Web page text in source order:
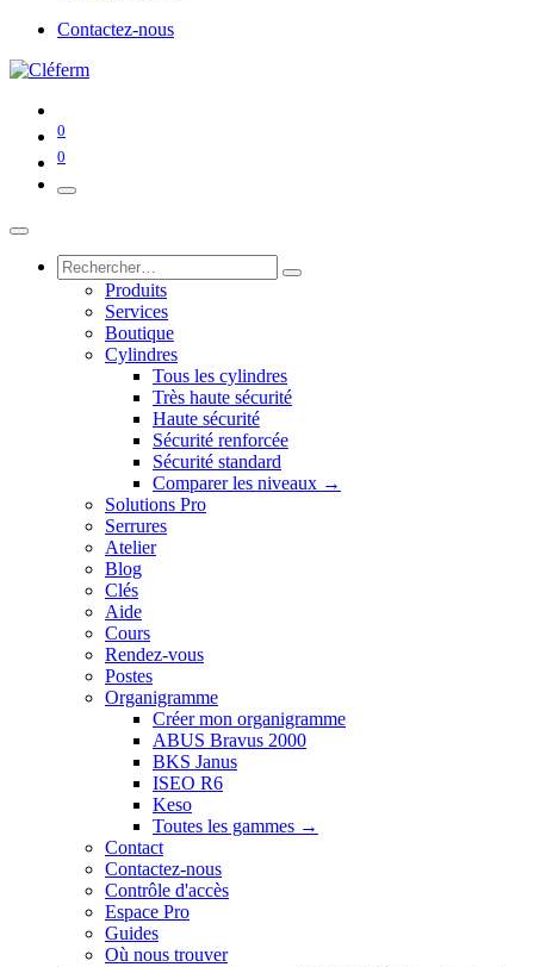
Contactez-nous
0
0
Produits
Services
Boutique
Cylindres
Tous les cylindres
Très haute sécurité
Haute sécurité
Sécurité renforcée
Sécurité standard
Comparer les niveaux →
Solutions Pro
Serrures
Atelier
Blog
Clés
Aide
Cours
Rendez-vous
Postes
Organigramme
Créer mon organigramme
ABUS Bravus 2000
BKS Janus
ISEO R6
Keso
Toutes les gammes →
Contact
Contactez-nous
Contrôle d'accès
Espace Pro
Guides
Où nous trouver